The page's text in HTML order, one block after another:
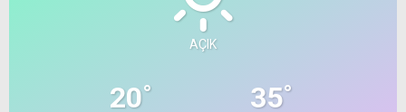
AÇIK
20° 35°